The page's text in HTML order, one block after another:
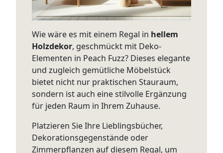
Wie wäre es mit einem Regal in hellem
Holzdekor, geschmückt mit Deko-
Elementen in Peach Fuzz? Dieses elegante
und zugleich gemütliche Möbelstück
bietet nicht nur praktischen Stauraum,
sondern ist auch eine stilvolle Ergänzung
für jeden Raum in Ihrem Zuhause.
Platzieren Sie Ihre Lieblingsbücher,
Dekorationsgegenstände oder
Zimmerpflanzen auf diesem Regal, um